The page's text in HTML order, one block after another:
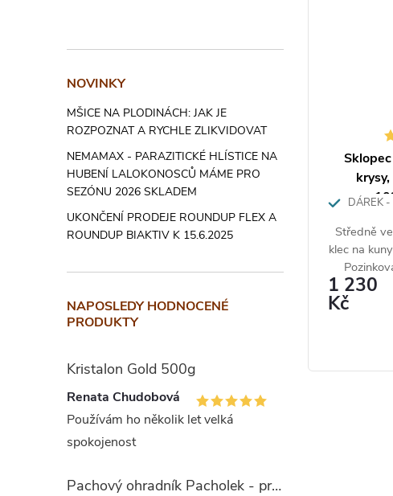
NOVINKY
MŠICE NA PLODINÁCH: JAK JE
ROZPOZNAT A RYCHLE ZLIKVIDOVAT
NEMAMAX - PARAZITICKÉ HLÍSTICE NA
HUBENÍ LALOKONOSCŮ MÁME PRO
SEZÓNU 2026 SKLADEM
UKONČENÍ PRODEJE ROUNDUP FLEX A
ROUNDUP BIAKTIV K 15.6.2025
NAPOSLEDY HODNOCENÉ
PRODUKTY
Kristalon Gold 500g
Renata Chudobová
Používám ho několik let velká
spokojenost
Pachový ohradník Pacholek - proti vysoké zvěři
DÁREK
Středně
klec na
1 230
Kč